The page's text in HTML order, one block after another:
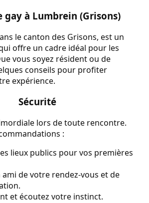
gay à Lumbrein (Grisons)
le canton des Grisons, est un
offre un cadre idéal pour les
vous soyez résident ou de
conseils pour profiter
expérience.
Sécurité
lors de toute rencontre.
:
lieux publics pour vos premières
de votre rendez-vous et de
et écoutez votre instinct.